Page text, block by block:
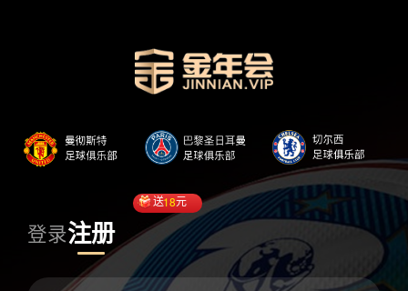
登录注册
送18元